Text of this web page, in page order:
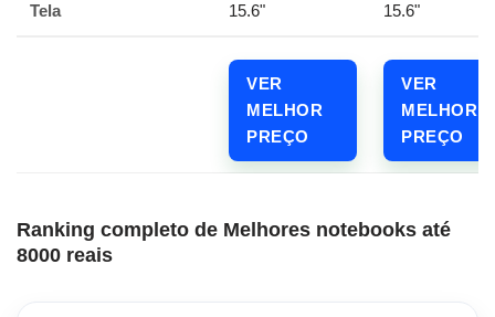
Tela 15.6" 15.6"
VER
MELHOR
PREÇO
VER
MELHOR
PREÇO
Ranking completo de Melhores notebooks até
8000 reais